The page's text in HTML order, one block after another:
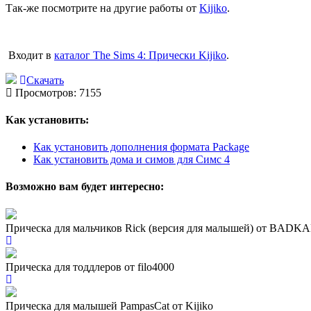
Так-же посмотрите на другие работы от Kijiko.
Входит в каталог The Sims 4: Прически Kijiko.
Скачать
Просмотров: 7155
Как установить:
Как установить дополнения формата Package
Как установить дома и симов для Симс 4
Возможно вам будет интересно:
Прическа для мальчиков Rick (версия для малышей) от
Прическа для тоддлеров от filo4000
Прическа для малышей PampasCat от Kijiko